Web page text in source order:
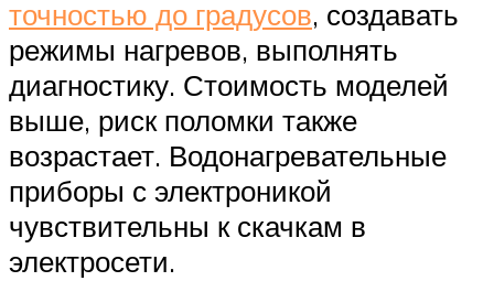
точностью до градусов, создавать
режимы нагревов, выполнять
диагностику. Стоимость моделей
выше, риск поломки также
возрастает. Водонагревательные
приборы с электроникой
чувствительны к скачкам в
электросети.